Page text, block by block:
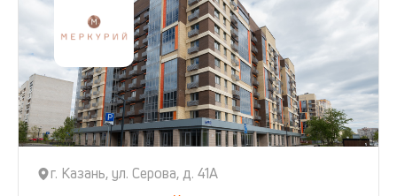
г. Казань, ул. Серова, д. 41А